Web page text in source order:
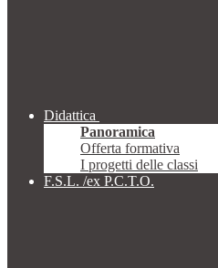
Didattica
Panoramica
Offerta formativa
I progetti delle classi
F.S.L. /ex P.C.T.O.